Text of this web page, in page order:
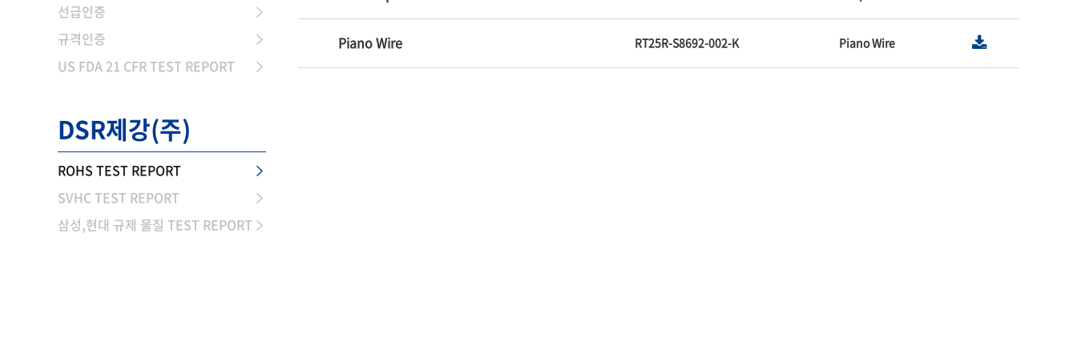
선급인증
규격인증
US FDA 21 CFR TEST REPORT
DSR제강(주)
ROHS TEST REPORT
SVHC TEST REPORT
삼성,현대 규제 물질 TEST REPORT
Piano Wire RT25R-S8692-002-K Piano Wire